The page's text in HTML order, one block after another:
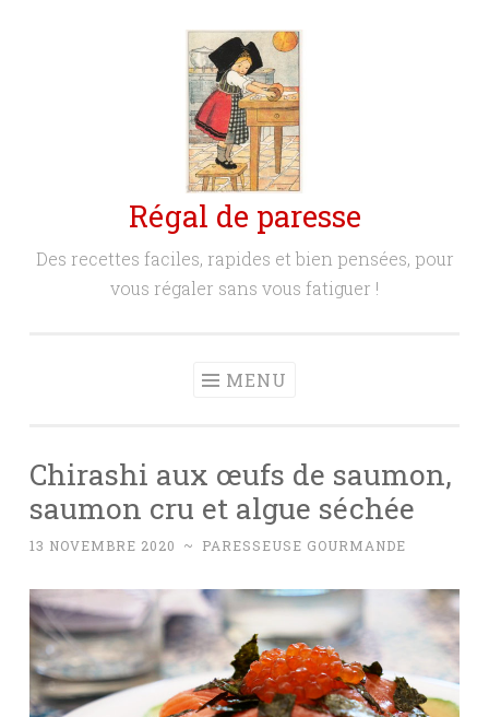
Régal de paresse
Des recettes faciles, rapides et bien pensées, pour
vous régaler sans vous fatiguer !
MENU
Chirashi aux œufs de saumon,
saumon cru et algue séchée
13 NOVEMBRE 2020 ~ PARESSEUSE GOURMANDE